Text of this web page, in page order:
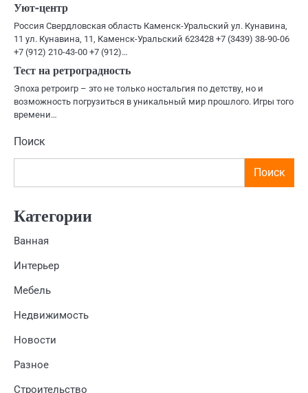
Уют-центр
Россия Свердловская область Каменск-Уральский ул. Кунавина,
11 ул. Кунавина, 11, Каменск-Уральский 623428 +7 (3439) 38-90-06
+7 (912) 210-43-00 +7 (912)…
Тест на ретроградность
Эпоха ретроигр – это не только ностальгия по детству, но и
возможность погрузиться в уникальный мир прошлого. Игры того
времени…
Поиск
Поиск
Категории
Ванная
Интерьер
Мебель
Недвижимость
Новости
Разное
Строительство